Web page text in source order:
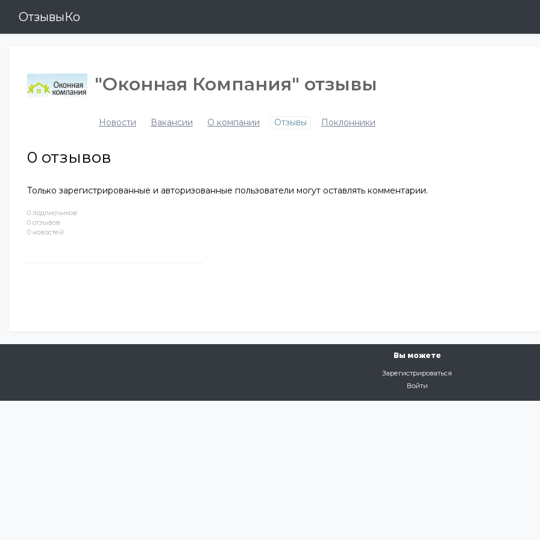
ОтзывыКо
0 подписчиков
0 отзывов
0 новостей
"Оконная Компания" отзывы
Новости Вакансии О компании Отзывы Поклонники
0 отзывов
Только зарегистрированные и авторизованные пользователи могут оставлять комментарии.
Вы можете
Зарегистрироваться
Войти